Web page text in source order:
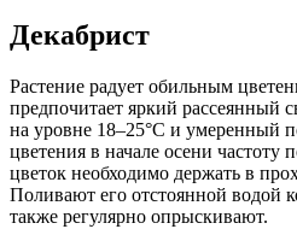
Декабрист
Растение радует обильным
предпочитает яркий рассеянный
на уровне 18–25°C и умеренный
цветения в начале осени частоту
цветок необходимо держать в
Поливают его отстоянной водой
также регулярно опрыскивают.